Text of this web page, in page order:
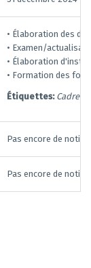
• Élaboration des
• Examen/
• Élaboration
• Formation des
Étiquettes: Cadre
Pas encore de
Pas encore de